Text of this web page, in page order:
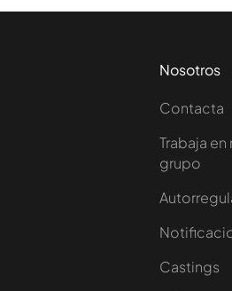
Nosotros
Contacta
Trabaja
grupo
Castings